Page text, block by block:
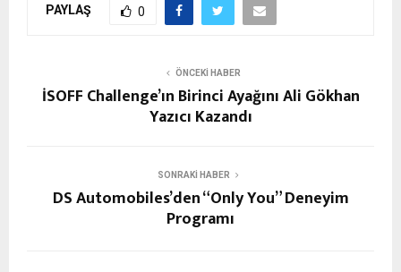
PAYLAŞ 0
ÖNCEKI HABER
İSOFF Challenge’ın Birinci Ayağını Ali Gökhan
Yazıcı Kazandı
SONRAKI HABER
DS Automobiles’den “Only You” Deneyim
Programı